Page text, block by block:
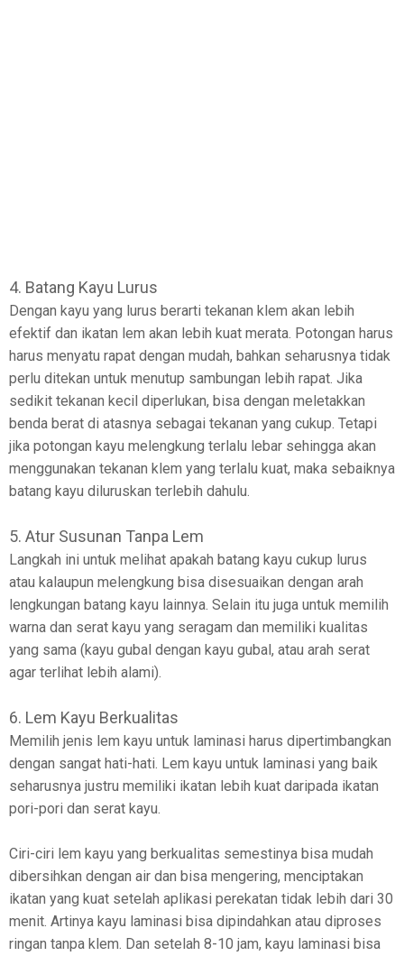
4. Batang Kayu Lurus
Dengan kayu yang lurus berarti tekanan klem akan lebih
efektif dan ikatan lem akan lebih kuat merata. Potongan harus
harus menyatu rapat dengan mudah, bahkan seharusnya tidak
perlu ditekan untuk menutup sambungan lebih rapat. Jika
sedikit tekanan kecil diperlukan, bisa dengan meletakkan
benda berat di atasnya sebagai tekanan yang cukup. Tetapi
jika potongan kayu melengkung terlalu lebar sehingga akan
menggunakan tekanan klem yang terlalu kuat, maka sebaiknya
batang kayu diluruskan terlebih dahulu.
5. Atur Susunan Tanpa Lem
Langkah ini untuk melihat apakah batang kayu cukup lurus
atau kalaupun melengkung bisa disesuaikan dengan arah
lengkungan batang kayu lainnya. Selain itu juga untuk memilih
warna dan serat kayu yang seragam dan memiliki kualitas
yang sama (kayu gubal dengan kayu gubal, atau arah serat
agar terlihat lebih alami).
6. Lem Kayu Berkualitas
Memilih jenis lem kayu untuk laminasi harus dipertimbangkan
dengan sangat hati-hati. Lem kayu untuk laminasi yang baik
seharusnya justru memiliki ikatan lebih kuat daripada ikatan
pori-pori dan serat kayu.
Ciri-ciri lem kayu yang berkualitas semestinya bisa mudah
dibersihkan dengan air dan bisa mengering, menciptakan
ikatan yang kuat setelah aplikasi perekatan tidak lebih dari 30
menit. Artinya kayu laminasi bisa dipindahkan atau diproses
ringan tanpa klem. Dan setelah 8-10 jam, kayu laminasi bisa